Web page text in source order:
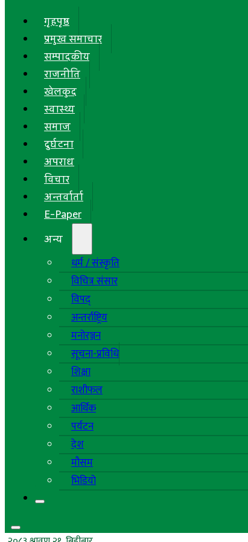
गृहपृष्ठ
प्रमुख समाचार
सम्पादकीय
राजनीति
खेलकुद
स्वास्थ्य
समाज
दुर्घटना
अपराध
विचार
अन्तर्वार्ता
E-Paper
अन्य
धर्म / संस्कृति
विचित्र संसार
विपद्
अन्तर्राष्ट्रिय
मनोरञ्जन
सूचना-प्रविधि
शिक्षा
राशीफल
आर्थिक
पर्यटन
देश
मौसम
भिडियो